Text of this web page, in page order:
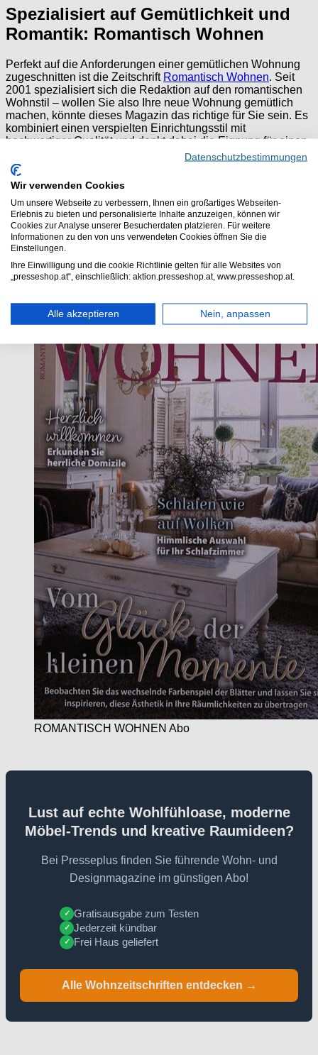
Spezialisiert auf Gemütlichkeit und
Romantik: Romantisch Wohnen
Perfekt auf die Anforderungen einer gemütlichen Wohnung
zugeschnitten ist die Zeitschrift Romantisch Wohnen. Seit
2001 spezialisiert sich die Redaktion auf den romantischen
Wohnstil – wollen Sie also Ihre neue Wohnung gemütlich
machen, könnte dieses Magazin das richtige für Sie sein. Es
kombiniert einen verspielten Einrichtungsstil mit
hochwertiger Qualität und denkt dabei die Eignung für einen
Familienhaushalt mit. Neben Wohninspiration bietet die
Zeitschrift Artikel zu den Themen Lebensart, Dekoration und
Genuss.
Die Romantisch Wohnen erscheint alle zwei Monate und
richtet sich in erster Linie an eine weibliche
Leserinnenschaft. Mit etwa 100 Tausend Exemplaren pro
Heft gehört sie zu den größeren Zeitschriften im Bereich
Wohnen..
ROMANTISCH WOHNEN Abo
Lust auf echte Wohlfühloase, moderne
Möbel-Trends und kreative Raumideen?
Bei Presseplus finden Sie führende Wohn- und
Designmagazine im günstigen Abo!
✓ Gratisausgabe zum Testen
✓ Jederzeit kündbar
✓ Frei Haus geliefert
Alle Wohnzeitschriften entdecken →
Datenschutzbestimmungen
Wir verwenden Cookies
Um unsere Webseite zu verbessern, Ihnen ein großartiges Webseiten-
Erlebnis zu bieten und personalisierte Inhalte anzuzeigen, können wir
Cookies zur Analyse unserer Besucherdaten platzieren. Für weitere
Informationen zu den von uns verwendeten Cookies öffnen Sie die
Einstellungen.
Ihre Einwilligung und die cookie Richtlinie gelten für alle Websites von
„presseshop.at“, einschließlich: aktion.presseshop.at, www.presseshop.at.
Alle akzeptieren Nein, anpassen